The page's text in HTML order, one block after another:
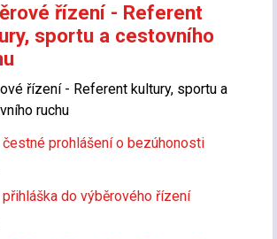
řízení - Referent
sportu a cestovního
řízení - Referent kultury, sportu a
ruchu
čestné prohlášení o bezúhonosti
přihláška do výběrového řízení